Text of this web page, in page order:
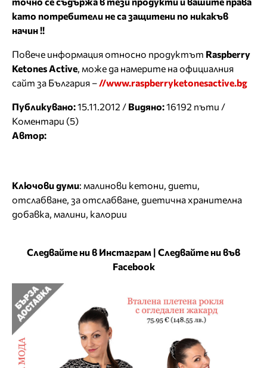
като потребители не са защитени по никакъв
начин !!
Повече информация относно продуктът Raspberry
Ketones Active, може да намерите на официалния
сайт за България –//www.raspberryketonesactive.bg
Публикувано:15.11.2012 / Видяно:16192 пъти /
Коментари (5)
Автор:
Ключови думи: малинови кетони, диети,
отслабване, за отслабване, диетична хранителна
добавка, малини, калории
Следвайте ни в Инстаграм | Следвайте ни във
Facebook